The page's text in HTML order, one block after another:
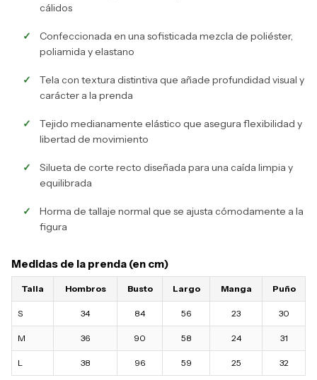
cálidos
Confeccionada en una sofisticada mezcla de poliéster,
poliamida y elastano
Tela con textura distintiva que añade profundidad visual y
carácter a la prenda
Tejido medianamente elástico que asegura flexibilidad y
libertad de movimiento
Silueta de corte recto diseñada para una caída limpia y
equilibrada
Horma de tallaje normal que se ajusta cómodamente a la
figura
Medidas de la prenda (en cm)
Talla Hombros Busto Largo Manga Puño
S 34 84 56 23 30
M 36 90 58 24 31
L 38 96 59 25 32